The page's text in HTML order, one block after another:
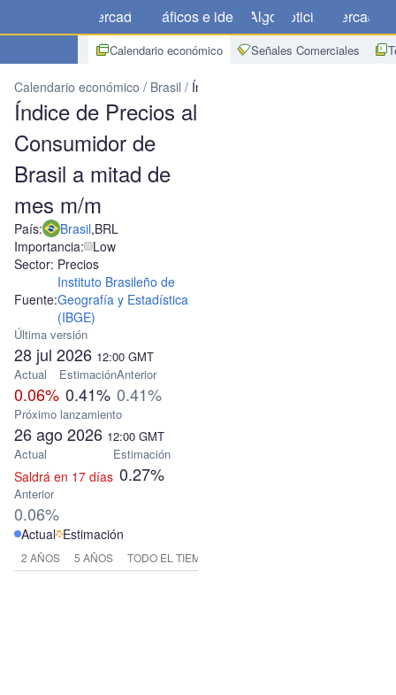
Mercados Gráficos e ideas Algo Noticias Mercado
Calendario económico Señales Comerciales
Calendario económico Brasil Índice de Precios al Consumidor
Índice de Precios al
Consumidor de
Brasil a mitad de
mes m/m
País: Brasil,BRL
Importancia: Low
Sector: Precios
Fuente:
Instituto Brasileño de
Geografía y Estadística
(IBGE)
Última versión
28 jul 2026 12:00 GMT
Actual
0.06%
Estimación
0.41%
Anterior
0.41%
Próximo lanzamiento
26 ago 2026 12:00 GMT
Actual
Saldrá en 17 días
Estimación
0.27%
Anterior
0.06%
Actual Estimación
2 AÑOS 5 AÑOS TODO EL TIEMPO